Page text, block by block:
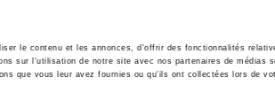
le contenu et les annonces, d'offrir des fonctionnalités
sur l'utilisation de notre site avec nos partenaires de médias
que vous leur avez fournies ou qu'ils ont collectées lors de
Environment History